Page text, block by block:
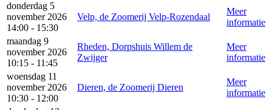
donderdag 5
november 2026
14:00 - 15:30
Velp, de Zoomerij Velp-Rozendaal
Meer
informatie
maandag 9
november 2026
10:15 - 11:45
Rheden, Dorpshuis Willem de
Zwijger
Meer
informatie
woensdag 11
november 2026
10:30 - 12:00
Dieren, de Zoomerij Dieren
Meer
informatie